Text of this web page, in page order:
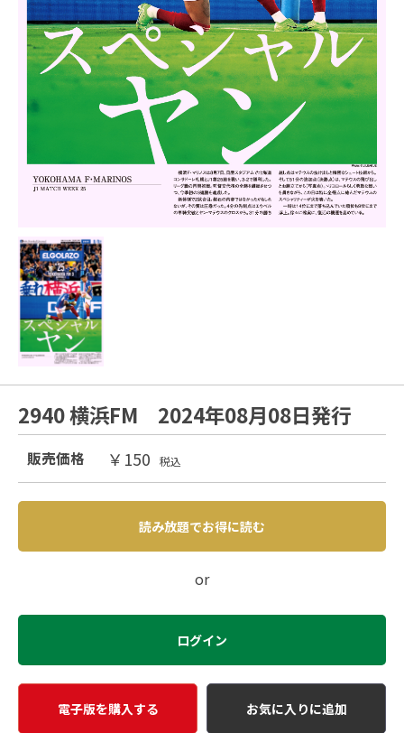
2940 横浜FM 2024年08月08日発行
販売価格 ￥150 税込
読み放題でお得に読む
or
ログイン
電子版を購入する お気に入りに追加